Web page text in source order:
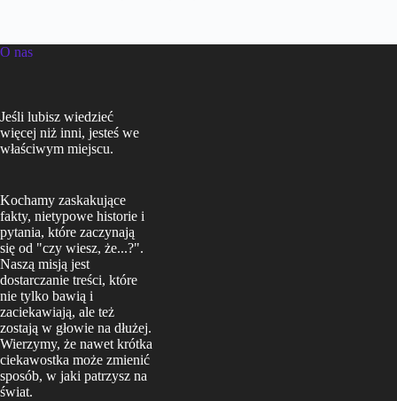
O nas
Jeśli lubisz wiedzieć
więcej niż inni, jesteś we
właściwym miejscu.
Kochamy zaskakujące
fakty, nietypowe historie i
pytania, które zaczynają
się od "czy wiesz, że...?".
Naszą misją jest
dostarczanie treści, które
nie tylko bawią i
zaciekawiają, ale też
zostają w głowie na dłużej.
Wierzymy, że nawet krótka
ciekawostka może zmienić
sposób, w jaki patrzysz na
świat.